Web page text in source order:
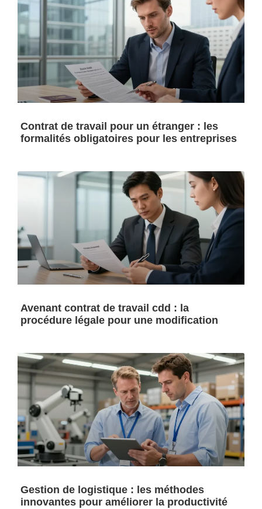
Contrat de travail pour un étranger : les
formalités obligatoires pour les entreprises
Avenant contrat de travail cdd : la
procédure légale pour une modification
Gestion de logistique : les méthodes
innovantes pour améliorer la productivité